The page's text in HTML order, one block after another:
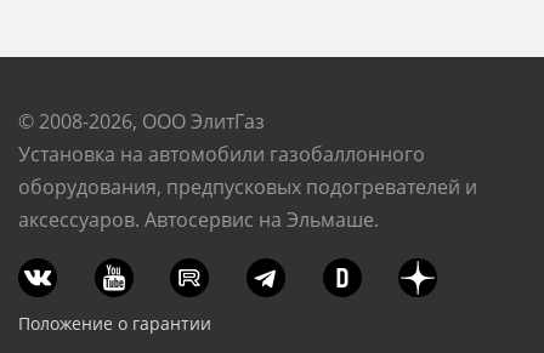
© 2008-2026, ООО ЭлитГаз
Установка на автомобили газобаллонного
оборудования, предпусковых подогревателей и
аксессуаров. Автосервис на Эльмаше.
Положение о гарантии